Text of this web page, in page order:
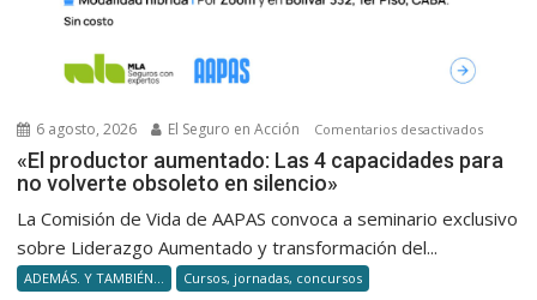
6 agosto, 2026 El Seguro en Acción Comentarios desactivadosen
«El
«El productor aumentado: Las 4 capacidades para
no volverte obsoleto en silencio»
La Comisión de Vida de AAPAS convoca a seminario exclusivo
sobre Liderazgo Aumentado y transformación del...
ADEMÁS. Y TAMBIÉN... Cursos, jornadas, concursos